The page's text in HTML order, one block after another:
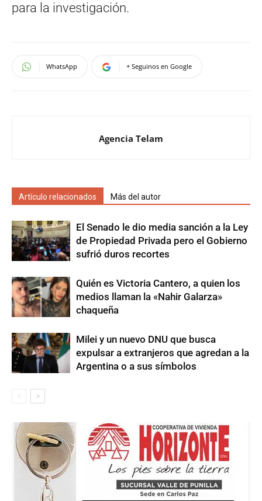
para la investigación.
WhatsApp + Seguinos en Google
Agencia Telam
Artículo relacionados Más del autor
El Senado le dio media sanción a la Ley
de Propiedad Privada pero el Gobierno
sufrió duros recortes
Quién es Victoria Cantero, a quien los
medios llaman la «Nahir Galarza»
chaqueña
Milei y un nuevo DNU que busca
expulsar a extranjeros que agredan a la
Argentina o a sus símbolos